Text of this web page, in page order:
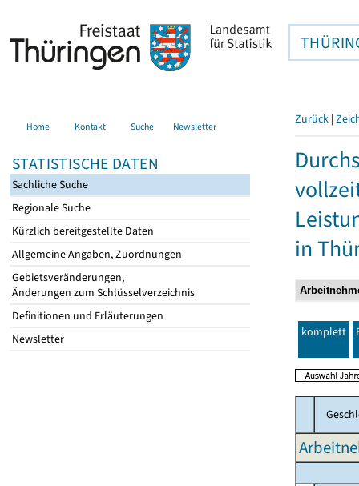
Home Kontakt Suche Newsletter
STATISTISCHE DATEN
Sachliche Suche
Regionale Suche
Kürzlich bereitgestellte Daten
Allgemeine Angaben, Zuordnungen
Gebietsveränderungen,
Änderungen zum Schlüsselverzeichnis
Definitionen und Erläuterungen
Newsletter
Zurück |
in
komplett